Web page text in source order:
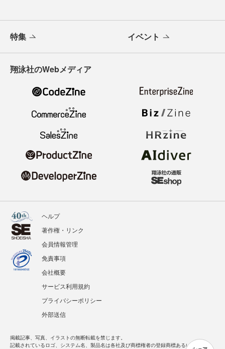
特集 イベント
翔泳社のWebメディア
ヘルプ
著作権・リンク
会員情報管理
免責事項
会社概要
サービス利用規約
プライバシーポリシー
外部送信
掲載記事、写真、イラストの無断転載を禁じます。
記載されているロゴ、システム名、製品名は各社及び商標権者の登録商標あるいは商標で